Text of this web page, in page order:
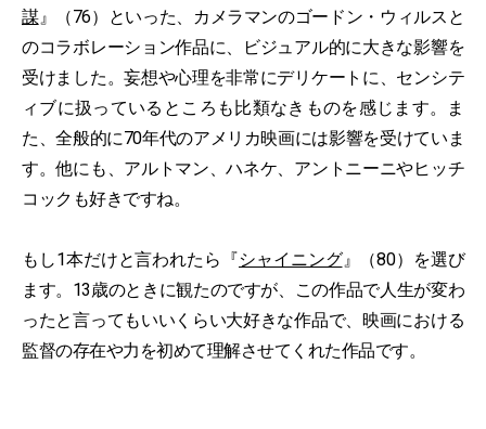
謀』（76）といった、カメラマンのゴードン・ウィルスと
のコラボレーション作品に、ビジュアル的に大きな影響を
受けました。妄想や心理を非常にデリケートに、センシテ
ィブに扱っているところも比類なきものを感じます。ま
た、全般的に70年代のアメリカ映画には影響を受けていま
す。他にも、アルトマン、ハネケ、アントニーニやヒッチ
コックも好きですね。
もし1本だけと言われたら『シャイニング』（80）を選び
ます。13歳のときに観たのですが、この作品で人生が変わ
ったと言ってもいいくらい大好きな作品で、映画における
監督の存在や力を初めて理解させてくれた作品です。